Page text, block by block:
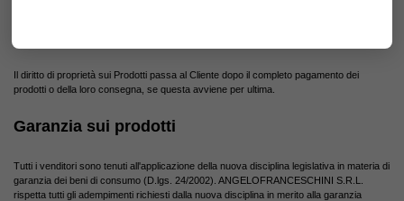
Il diritto di proprietà sui Prodotti passa al Cliente dopo il completo pagamento dei
prodotti o della loro consegna, se questa avviene per ultima.
Garanzia sui prodotti
Tutti i venditori sono tenuti all'applicazione della nuova disciplina legislativa in materia di
garanzia dei beni di consumo (D.lgs. 24/2002). ANGELOFRANCESCHINI S.R.L.
rispetta tutti gli adempimenti richiesti dalla nuova disciplina in merito alla garanzia